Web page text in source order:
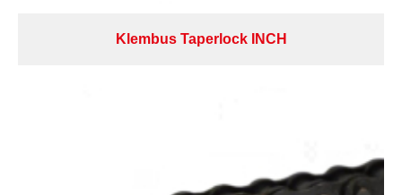
Klembus Taperlock INCH